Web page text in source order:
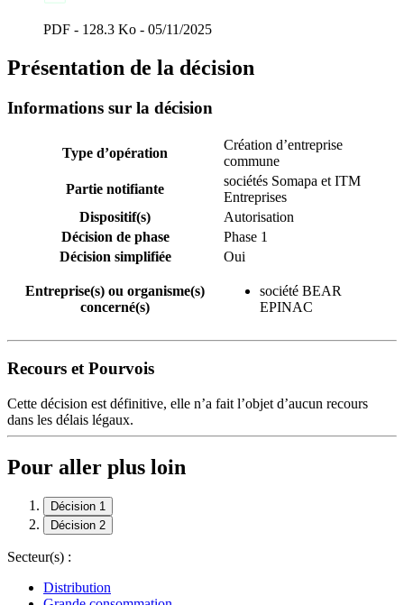
PDF - 128.3 Ko - 05/11/2025
Présentation de la décision
Informations sur la décision
Type d’opération
Création d’entreprise
commune
Partie notifiante
sociétés Somapa et ITM
Entreprises
Dispositif(s)
Autorisation
Décision de phase
Phase 1
Décision simplifiée
Oui
Entreprise(s) ou organisme(s)
concerné(s)
société BEAR
EPINAC
Recours et Pourvois
Cette décision est définitive, elle n’a fait l’objet d’aucun recours
dans les délais légaux.
Pour aller plus loin
Décision 1
Décision 2
Secteur(s) :
Distribution